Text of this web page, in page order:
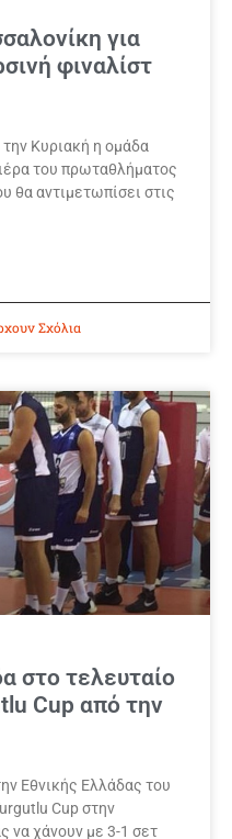
για
φιναλίστ
Κυριακή η ομάδα
του πρωταθλήματος
θα αντιμετωπίσει στις
Σχόλια
στο τελευταίο
Cup από την
Εθνικής Ελλάδας του
Cup στην
να χάνουν με 3-1 σετ